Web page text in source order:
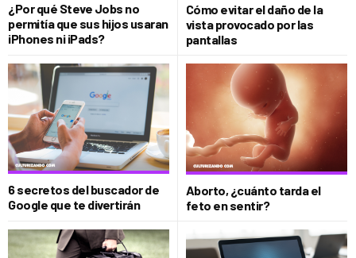
¿Por qué Steve Jobs no
permitía que sus hijos usaran
iPhones ni iPads?
Cómo evitar el daño de la
vista provocado por las
pantallas
6 secretos del buscador de
Google que te divertirán
Aborto, ¿cuánto tarda el
feto en sentir?